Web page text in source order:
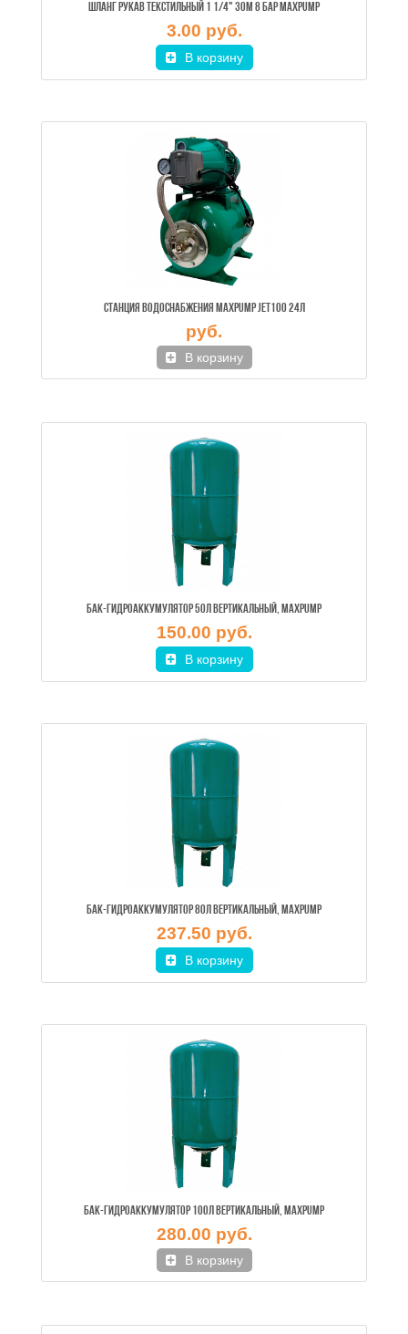
ШЛАНГ РУКАВ ТЕКСТИЛЬНЫЙ 1 1/4" 30M 8 БАР MAXPUMP
3.00 руб.
В корзину
СТАНЦИЯ ВОДОСНАБЖЕНИЯ MAXPUMP JET100 24Л
руб.
В корзину
БАК-ГИДРОАККУМУЛЯТОР 50Л ВЕРТИКАЛЬНЫЙ, MAXPUMP
150.00 руб.
В корзину
БАК-ГИДРОАККУМУЛЯТОР 80Л ВЕРТИКАЛЬНЫЙ, MAXPUMP
237.50 руб.
В корзину
БАК-ГИДРОАККУМУЛЯТОР 100Л ВЕРТИКАЛЬНЫЙ, MAXPUMP
280.00 руб.
В корзину